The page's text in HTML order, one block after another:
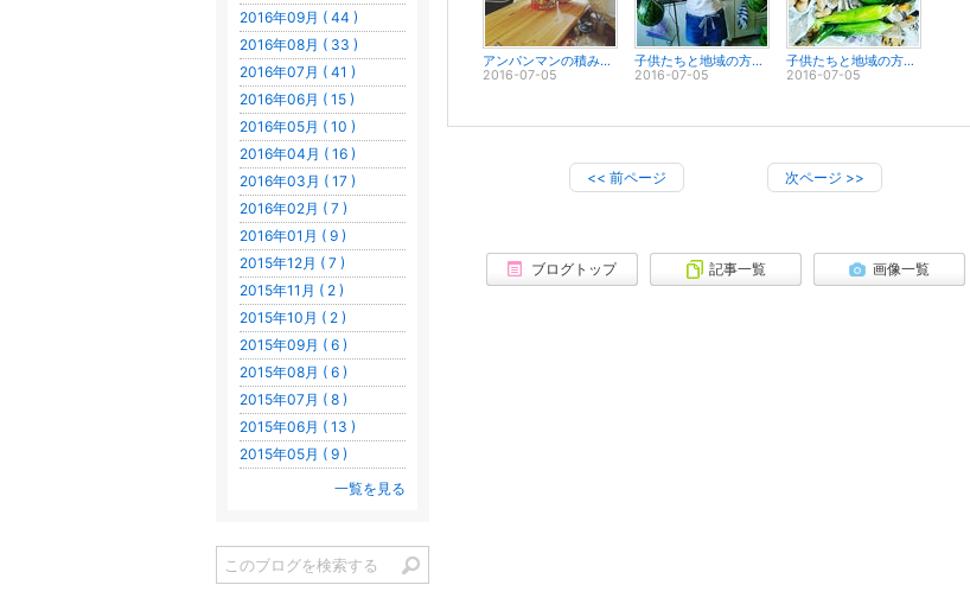
アンパンマンの積み木を頂きました(〃艸〃)♡あんぱんまん好きのちびっこのお客様を、心より...
2016-07-05
子供たちと地域の方の孤独な食事を無くす為の取り組み『みんなの食堂』が明日17:00bamb...
2016-07-05
子供たちと地域の方の孤独な食事を無くす為の取り組み『みんなの食堂』が明日17:00bamb...
2016-07-05
<< 前ページ 次ページ >>
ブログトップ 記事一覧 画像一覧
2016年09月 ( 44 )
2016年08月 ( 33 )
2016年07月 ( 41 )
2016年06月 ( 15 )
2016年05月 ( 10 )
2016年04月 ( 16 )
2016年03月 ( 17 )
2016年02月 ( 7 )
2016年01月 ( 9 )
2015年12月 ( 7 )
2015年11月 ( 2 )
2015年10月 ( 2 )
2015年09月 ( 6 )
2015年08月 ( 6 )
2015年07月 ( 8 )
2015年06月 ( 13 )
2015年05月 ( 9 )
一覧を見る